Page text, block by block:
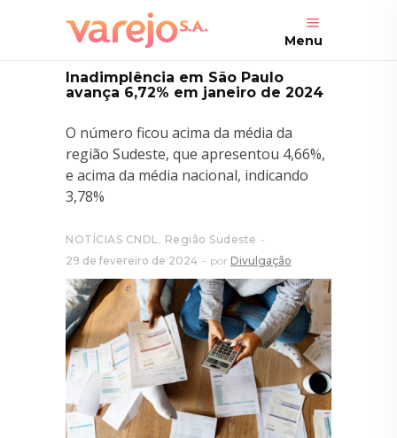
Menu
Inadimplência em São Paulo
avança 6,72% em janeiro de 2024
O número ficou acima da média da
região Sudeste, que apresentou 4,66%,
e acima da média nacional, indicando
3,78%
NOTÍCIAS CNDL, Região Sudeste
29 de fevereiro de 2024
por Divulgação